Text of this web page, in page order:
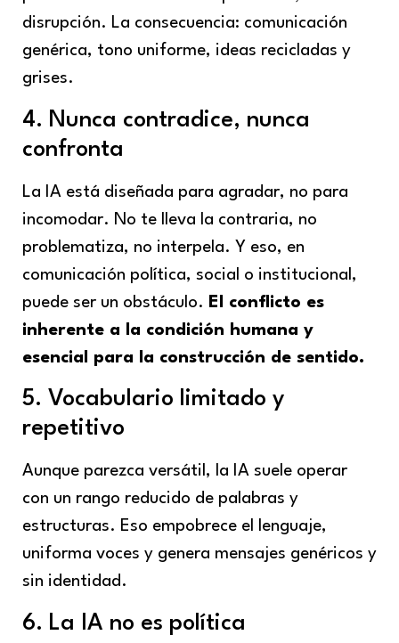
disrupción. La consecuencia: comunicación
genérica, tono uniforme, ideas recicladas y
grises.
4. Nunca contradice, nunca
confronta
La IA está diseñada para agradar, no para
incomodar. No te lleva la contraria, no
problematiza, no interpela. Y eso, en
comunicación política, social o institucional,
puede ser un obstáculo. El conflicto es
inherente a la condición humana y
esencial para la construcción de sentido.
5. Vocabulario limitado y
repetitivo
Aunque parezca versátil, la IA suele operar
con un rango reducido de palabras y
estructuras. Eso empobrece el lenguaje,
uniforma voces y genera mensajes genéricos y
sin identidad.
6. La IA no es política